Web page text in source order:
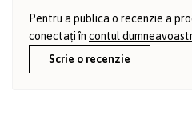
Pentru a publica o recenzie a
conectați în contul
Scrie o recenzie